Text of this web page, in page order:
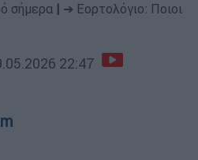
σήμερα
➔ Εορτολόγιο: Ποιοι
22:47